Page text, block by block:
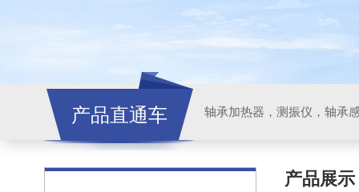
产品直通车 轴承加热器，测振仪，轴承
产品展示